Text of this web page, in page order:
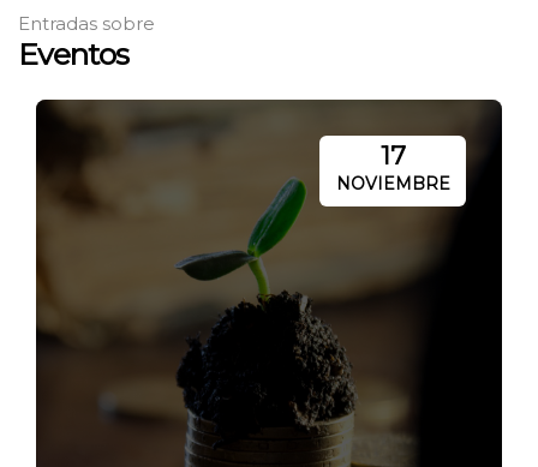
Entradas sobre
Eventos
17
NOVIEMBRE